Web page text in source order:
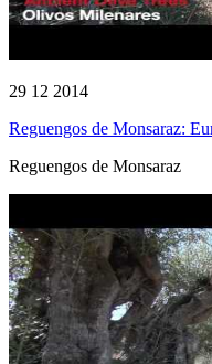
29 12 2014
Reguengos de Monsaraz:
Reguengos de Monsaraz